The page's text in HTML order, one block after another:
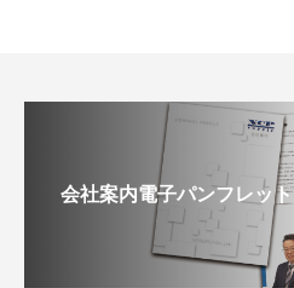
会社案内電子パンフレット